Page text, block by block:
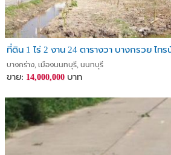
ที่ดิน 1 ไร่ 2 งาน 24 ตารางวา บางกรวย ไท
บางกร่าง, เมืองนนทบุรี, นนทบุรี
ขาย: 14,000,000 บาท